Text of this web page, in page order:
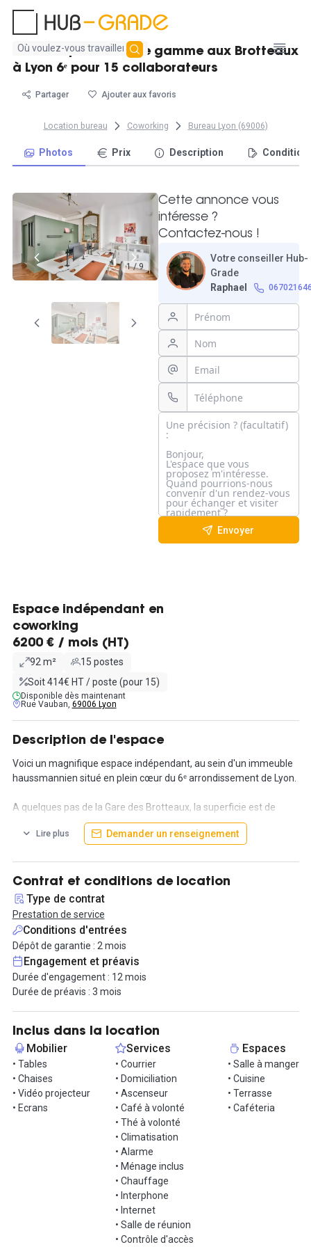
Aucun
résultat
trouvé
Bureau opéré haut de gamme aux Brotteaux
à Lyon 6ᵉ pour 15 collaborateurs
Partager Ajouter aux favoris
Location bureau Coworking Bureau Lyon (69006)
Photos Prix Description
1 / 9
Cette annonce vous
intéresse ?
Contactez-nous !
Votre conseiller Hub-
Grade
Raphael
Envoyer
Espace indépendant en
coworking
6200 € / mois (HT)
92 m²
15 postes
Soit 414€ HT / poste (pour 15)
Disponible dès maintenant
Rue Vauban, 69006 Lyon
Description de l'espace
Voici un magnifique espace indépendant, au sein d'un immeuble
haussmannien situé en plein cœur du 6ᵉ arrondissement de Lyon.
A quelques pas de la Gare des Brotteaux, la superficie est de
92m², avec un aménagement prévu pour une quinzaine de
collaborateurs. Cet espace est composé d'une grande cuisine
équipement adapté (grande table, écran et système son), une
call box pour passer un appel en toute tranquillité, un bureau pour
1 à 2 collaborateurs, ainsi qu'un grand open space de 14
personnes. L'objectif principal de ce bureau opéré est de
répondre à l'ensemble de vos besoins au quotidien. Baignés de
lumière naturelle, ces espaces de travail sauront vous charmer !
La cerise sur le gâteau, une terrasse lumineuse avec des tables et
des chaises, idéal pour un déjeuner au soleil entre collègues.
Étant donné qu'il s'agit d'un espace entièrement équipé et prêt à
l'emploi, de nombreux services sont inclus dans le contrat. Le
contrat de prestation de services comprend les charges
habituelles telles que la taxe foncière, les frais liés à l'immeuble,
l'eau, l'électricité, ainsi qu'une connexion internet en fibre optique
haut débit. De plus, un service de ménage couvre l'ensemble des
bureaux, et des prestations comme la domiciliation, l'assurance,
l'aménagement, les consommables, la personnalisation des
espaces et la signalétique sont également incluses. L'un des
principaux avantages de cette location clé en main réside dans la
gestion du quotidien : un service de gestion administrative est
disponible pour simplifier les tâches quotidiennes et externaliser
celles qui ne sont pas directement liées à votre activité principale.
L'engagement est de 12 mois, pour une mensualité de 6 200€
HT/mois, en contrat de prestation de service.
Lire plus Demander un renseignement
Contrat et conditions de location
Type de contrat
Prestation de service
Conditions d'entrées
Dépôt de garantie : 2 mois
Engagement et préavis
Durée d'engagement : 12 mois
Durée de préavis : 3 mois
Inclus dans la location
Mobilier
• Tables
• Chaises
• Vidéo projecteur
• Ecrans
Services
• Courrier
• Domiciliation
• Ascenseur
• Café à volonté
• Thé à volonté
• Climatisation
• Alarme
• Ménage inclus
• Chauffage
• Interphone
• Internet
• Salle de réunion
• Contrôle d'accès
Espaces
• Salle à manger
• Cuisine
• Terrasse
• Caféteria